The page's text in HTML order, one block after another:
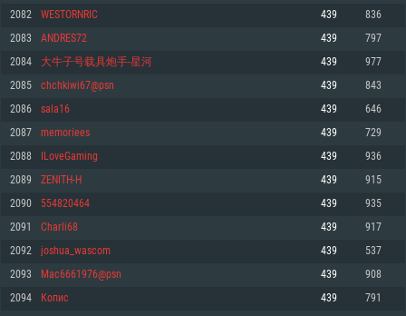
최소사양
운영체제: Windows 10 (64 bit)
프로세서: 2.2 GHz 듀얼코어 이상
메모리: 4GB
그래픽 카드: DirectX 11 이상을 지원하는 AMD Radeon 77XX / NVIDIA
GeForce GT 660. 최소 사양 해상도: 720p
네트워크: 브로드밴드 인터넷
여유 저장 공간: 22.1 GB (최소 클라이언트)
최소사양
운영체제: Mac OS Big Sur 11.0
프로세서: 최소 2.2 GHz의 Core i5 (Intel Xeon 은 지원하지 않습니다)
메모리: 6 GB
그래픽 카드: Metal 을 지원하는 Intel Iris Pro 5200 (Mac), 혹은 이와 비슷한 성
능을 가지는 Mac 버전의 AMD/Nvidia. 최소 해상도: 720p
네트워크: 브로드밴드 인터넷
여유 저장 공간: 22.1 GB (최소 클라이언트)
최소사양
운영체제: 64bit Linux 중 최신 버전
프로세서: 2.4 GHz 듀얼코어
메모리: 4 GB
그래픽 카드: Vulkan 을 지원하고, 최신 그래픽 드라이버를 지원하는 NVIDIA
660 (6개월 미만) 혹은 그와 동급의 성능을 가지며 최신 그래픽 드라이버를 지
원하는 AMD (6개월 미만; 최소사양 지원 해상도 720p)
네트워크: 브로드밴드 인터넷
여유 저장 공간: 22.1 GB (최소 클라이언트)
2082 WESTORNRIC 439 836
2083 ANDRES72 439 797
2084 大牛子号载具炮手-星河 439 977
2085 chchkiwi67@psn 439 843
2086 sala16 439 646
2087 memoriees 439 729
2088 ILoveGaming 439 936
2089 ZENITH-H 439 915
2090 554820464 439 935
2091 Charli68 439 917
2092 joshua_wascom 439 537
2093 Mac6661976@psn 439 908
2094 Копис 439 791